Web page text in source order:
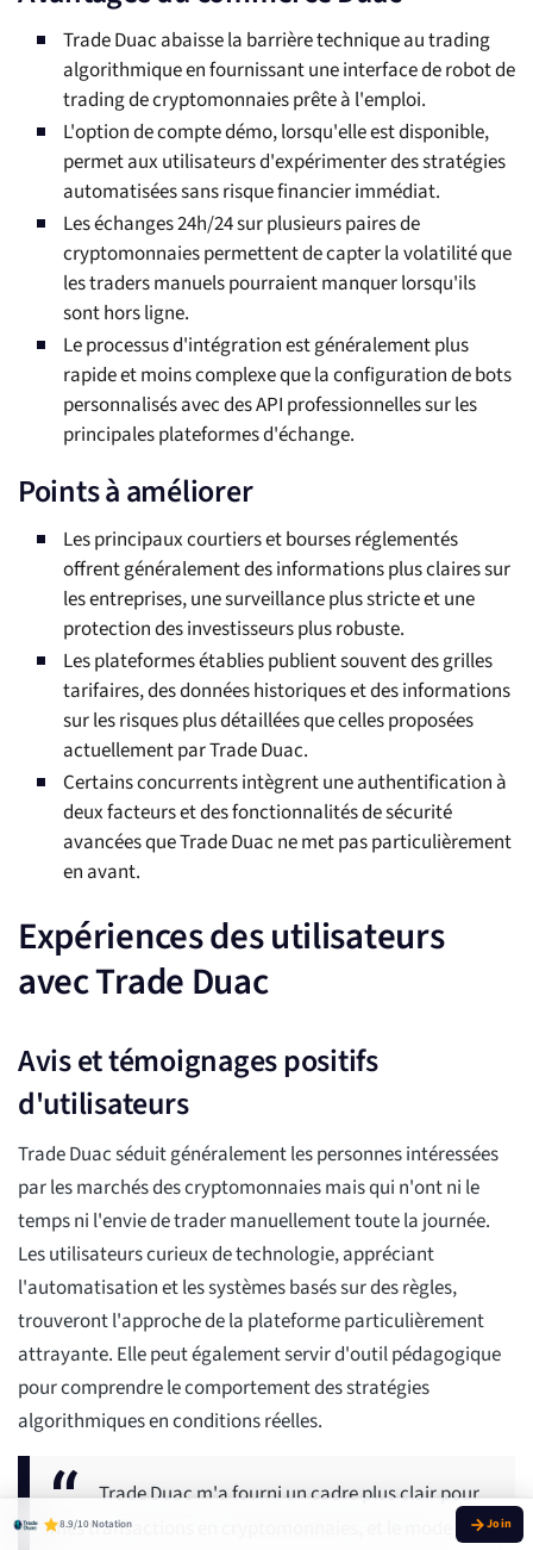
Trade Duac abaisse la barrière technique au trading
algorithmique en fournissant une interface de robot de
trading de cryptomonnaies prête à l'emploi.
L'option de compte démo, lorsqu'elle est disponible,
permet aux utilisateurs d'expérimenter des stratégies
automatisées sans risque financier immédiat.
Les échanges 24h/24 sur plusieurs paires de
cryptomonnaies permettent de capter la volatilité que
les traders manuels pourraient manquer lorsqu'ils
sont hors ligne.
Le processus d'intégration est généralement plus
rapide et moins complexe que la configuration de bots
personnalisés avec des API professionnelles sur les
principales plateformes d'échange.
Points à améliorer
Les principaux courtiers et bourses réglementés
offrent généralement des informations plus claires sur
les entreprises, une surveillance plus stricte et une
protection des investisseurs plus robuste.
Les plateformes établies publient souvent des grilles
tarifaires, des données historiques et des informations
sur les risques plus détaillées que celles proposées
actuellement par Trade Duac.
Certains concurrents intègrent une authentification à
deux facteurs et des fonctionnalités de sécurité
avancées que Trade Duac ne met pas particulièrement
en avant.
Expériences des utilisateurs
avec Trade Duac
Avis et témoignages positifs
d'utilisateurs
Trade Duac séduit généralement les personnes intéressées
par les marchés des cryptomonnaies mais qui n'ont ni le
temps ni l'envie de trader manuellement toute la journée.
Les utilisateurs curieux de technologie, appréciant
l'automatisation et les systèmes basés sur des règles,
trouveront l'approche de la plateforme particulièrement
attrayante. Elle peut également servir d'outil pédagogique
pour comprendre le comportement des stratégies
algorithmiques en conditions réelles.
Trade Duac m'a fourni un cadre plus clair pour
mes transactions en cryptomonnaies, et le mode
8.9/10 Notation